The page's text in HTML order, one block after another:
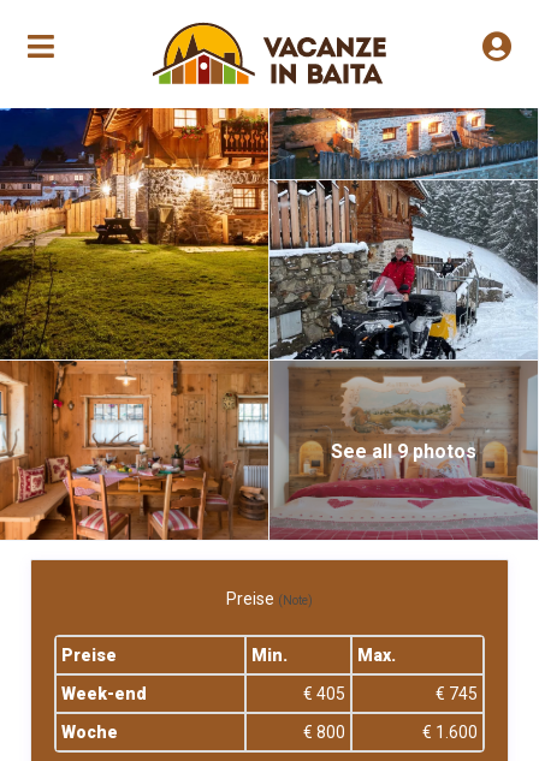
Jährliche Eröffnung
See all 9 photos
Preise (Note)
Preise Min.
Max.
Week-end
€ 405
€ 745
Woche
€ 800 € 1.600